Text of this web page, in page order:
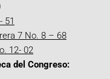
51
7 No. 8 – 68
12- 02
del Congreso: